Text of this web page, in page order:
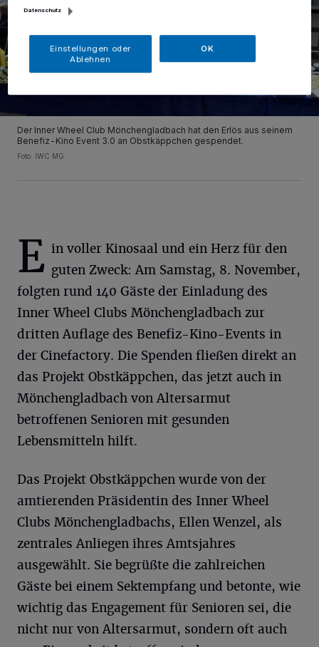
Der Inner Wheel Club Mönchengladbach hat den Erlös aus seinem
Benefiz-Kino Event 3.0 an Obstkäppchen gespendet.
Foto: IWC MG
E in voller Kinosaal und ein Herz für den
guten Zweck: Am Samstag, 8. November,
folgten rund 140 Gäste der Einladung des
Inner Wheel Clubs Mönchengladbach zur
dritten Auflage des Benefiz-Kino-Events in
der Cinefactory. Die Spenden fließen direkt an
das Projekt Obstkäppchen, das jetzt auch in
Mönchengladbach von Altersarmut
betroffenen Senioren mit gesunden
Lebensmitteln hilft.
Das Projekt Obstkäppchen wurde von der
amtierenden Präsidentin des Inner Wheel
Clubs Mönchengladbachs, Ellen Wenzel, als
zentrales Anliegen ihres Amtsjahres
ausgewählt. Sie begrüßte die zahlreichen
Gäste bei einem Sektempfang und betonte, wie
wichtig das Engagement für Senioren sei, die
nicht nur von Altersarmut, sondern oft auch
Datenschutz
Einstellungen oder
Ablehnen
OK